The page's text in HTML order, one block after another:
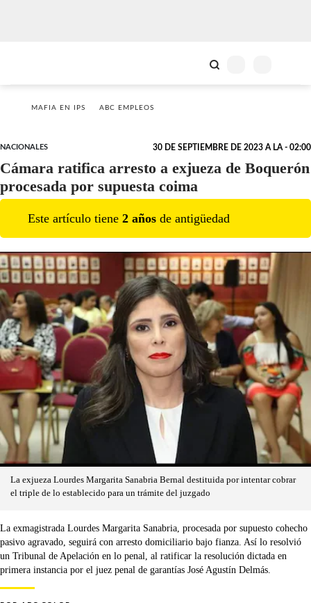
MAFIA EN IPS ABC EMPLEOS
NACIONALES 30 DE SEPTIEMBRE DE 2023 A LA - 02:00
Cámara ratifica arresto a exjueza de Boquerón
procesada por supuesta coima
Este artículo tiene 2 años de antigüedad
La exjueza Lourdes Margarita Sanabria Bernal destituida por intentar cobrar
el triple de lo establecido para un trámite del juzgado
La exmagistrada Lourdes Margarita Sanabria, procesada por supuesto cohecho
pasivo agravado, seguirá con arresto domiciliario bajo fianza. Así lo resolvió
un Tribunal de Apelación en lo penal, al ratificar la resolución dictada en
primera instancia por el juez penal de garantías José Agustín Delmás.